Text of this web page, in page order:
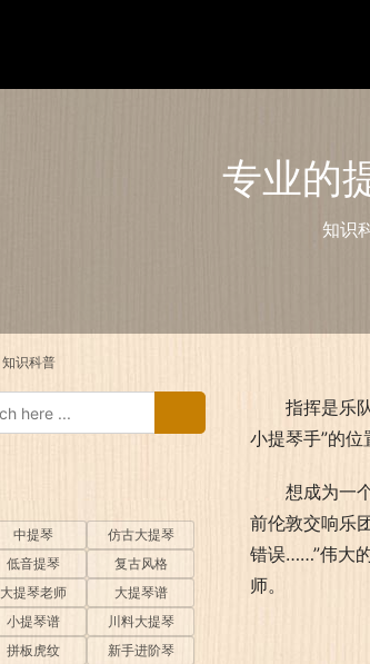
专业的
知识
知识科普
指挥是乐
小提琴手”的位
想成为一
前伦敦交响乐
错误……”伟大
师。
中提琴
仿古大提琴
低音提琴
复古风格
大提琴老师
大提琴谱
小提琴谱
川料大提琴
拼板虎纹
新手进阶琴